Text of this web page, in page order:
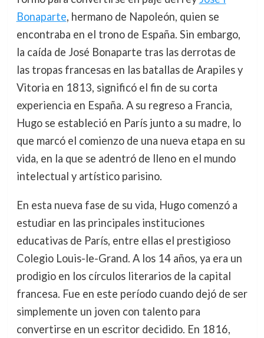
Bonaparte, hermano de Napoleón, quien se
encontraba en el trono de España. Sin embargo,
la caída de José Bonaparte tras las derrotas de
las tropas francesas en las batallas de Arapiles y
Vitoria en 1813, significó el fin de su corta
experiencia en España. A su regreso a Francia,
Hugo se estableció en París junto a su madre, lo
que marcó el comienzo de una nueva etapa en su
vida, en la que se adentró de lleno en el mundo
intelectual y artístico parisino.
En esta nueva fase de su vida, Hugo comenzó a
estudiar en las principales instituciones
educativas de París, entre ellas el prestigioso
Colegio Louis-le-Grand. A los 14 años, ya era un
prodigio en los círculos literarios de la capital
francesa. Fue en este período cuando dejó de ser
simplemente un joven con talento para
convertirse en un escritor decidido. En 1816,